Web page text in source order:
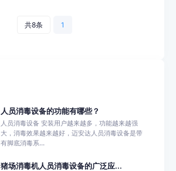
共8条 1
人员消毒设备的功能有哪些？
人员消毒设备 安装用户越来越多，功能越来越强
大，消毒效果越来越好，迈安达人员消毒设备是带
有脚底消毒系...
猪场消毒机人员消毒设备的广泛应...